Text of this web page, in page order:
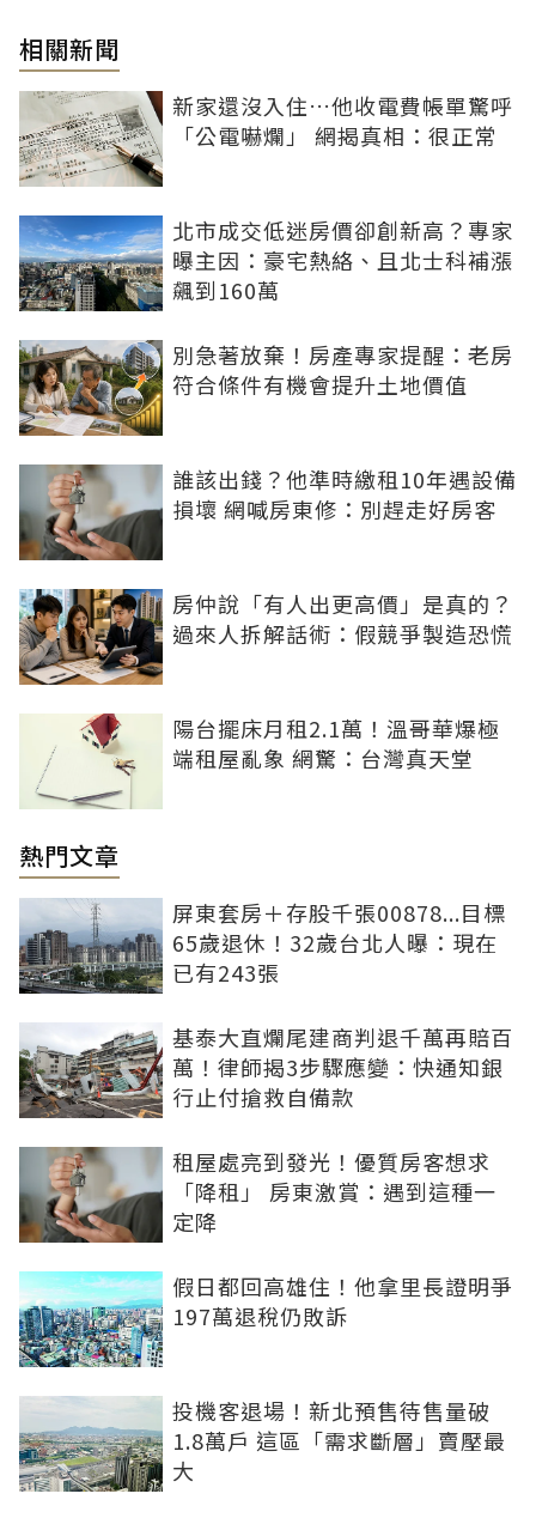
相關新聞
新家還沒入住…他收電費帳單驚呼
「公電嚇爛」 網揭真相：很正常
北市成交低迷房價卻創新高？專家
曝主因：豪宅熱絡、且北士科補漲
飆到160萬
別急著放棄！房產專家提醒：老房
符合條件有機會提升土地價值
誰該出錢？他準時繳租10年遇設備
損壞 網喊房東修：別趕走好房客
房仲說「有人出更高價」是真的？
過來人拆解話術：假競爭製造恐慌
陽台擺床月租2.1萬！溫哥華爆極
端租屋亂象 網驚：台灣真天堂
熱門文章
屏東套房＋存股千張00878...目標
65歲退休！32歲台北人曝：現在
已有243張
基泰大直爛尾建商判退千萬再賠百
萬！律師揭3步驟應變：快通知銀
行止付搶救自備款
租屋處亮到發光！優質房客想求
「降租」 房東激賞：遇到這種一
定降
假日都回高雄住！他拿里長證明爭
197萬退稅仍敗訴
投機客退場！新北預售待售量破
1.8萬戶 這區「需求斷層」賣壓最
大